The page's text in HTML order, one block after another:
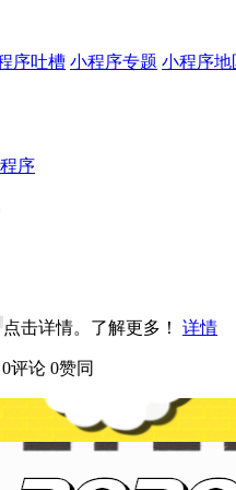
序吐槽 小程序专题 小程序地
序
点击详情。了解更多！ 详情
0评论 0赞同